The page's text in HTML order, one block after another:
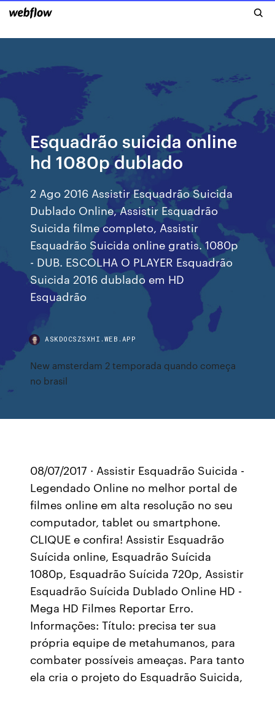
Esquadrão suicida online
hd 1080p dublado
2 Ago 2016 Assistir Esquadrão Suicida
Dublado Online, Assistir Esquadrão
Suicida filme completo, Assistir
Esquadrão Suicida online gratis. 1080p
- DUB. ESCOLHA O PLAYER Esquadrão
Suicida 2016 dublado em HD
Esquadrão
ASKDOCSZSXHI.WEB.APP
New amsterdam 2 temporada quando começa
no brasil
08/07/2017 · Assistir Esquadrão Suicida -
Legendado Online no melhor portal de
filmes online em alta resolução no seu
computador, tablet ou smartphone.
CLIQUE e confira! Assistir Esquadrão
Suícida online, Esquadrão Suícida
1080p, Esquadrão Suícida 720p, Assistir
Esquadrão Suícida Dublado Online HD -
Mega HD Filmes Reportar Erro.
Informações: Título: precisa ter sua
própria equipe de metahumanos, para
combater possíveis ameaças. Para tanto
ela cria o projeto do Esquadrão Suicida,